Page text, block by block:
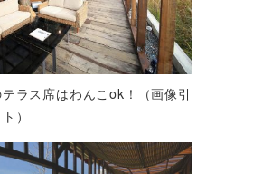
ラス席はわんこok！（画像引
）